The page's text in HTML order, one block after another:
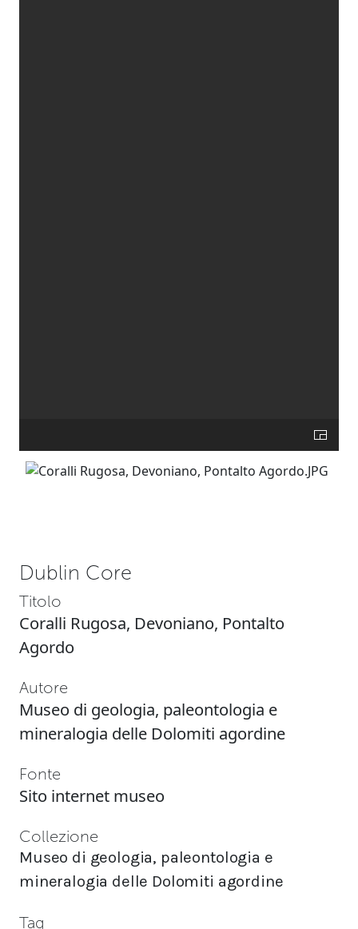
Dublin Core
Titolo
Coralli Rugosa, Devoniano, Pontalto
Agordo
Autore
Museo di geologia, paleontologia e
mineralogia delle Dolomiti agordine
Fonte
Sito internet museo
Collezione
Museo di geologia, paleontologia e
mineralogia delle Dolomiti agordine
Tag